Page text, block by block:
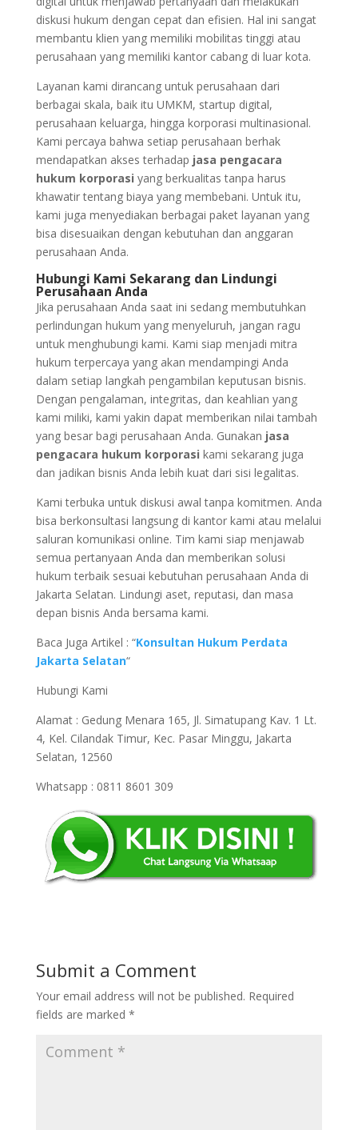
diskusi hukum dengan cepat dan efisien. Hal ini sangat
membantu klien yang memiliki mobilitas tinggi atau
perusahaan yang memiliki kantor cabang di luar kota.
Layanan kami dirancang untuk perusahaan dari
berbagai skala, baik itu UMKM, startup digital,
perusahaan keluarga, hingga korporasi multinasional.
Kami percaya bahwa setiap perusahaan berhak
mendapatkan akses terhadap jasa pengacara
hukum korporasi yang berkualitas tanpa harus
khawatir tentang biaya yang membebani. Untuk itu,
kami juga menyediakan berbagai paket layanan yang
bisa disesuaikan dengan kebutuhan dan anggaran
perusahaan Anda.
Hubungi Kami Sekarang dan Lindungi
Perusahaan Anda
Jika perusahaan Anda saat ini sedang membutuhkan
perlindungan hukum yang menyeluruh, jangan ragu
untuk menghubungi kami. Kami siap menjadi mitra
hukum terpercaya yang akan mendampingi Anda
dalam setiap langkah pengambilan keputusan bisnis.
Dengan pengalaman, integritas, dan keahlian yang
kami miliki, kami yakin dapat memberikan nilai tambah
yang besar bagi perusahaan Anda. Gunakan jasa
pengacara hukum korporasi kami sekarang juga
dan jadikan bisnis Anda lebih kuat dari sisi legalitas.
Kami terbuka untuk diskusi awal tanpa komitmen. Anda
bisa berkonsultasi langsung di kantor kami atau melalui
saluran komunikasi online. Tim kami siap menjawab
semua pertanyaan Anda dan memberikan solusi
hukum terbaik sesuai kebutuhan perusahaan Anda di
Jakarta Selatan. Lindungi aset, reputasi, dan masa
depan bisnis Anda bersama kami.
Baca Juga Artikel : “Konsultan Hukum Perdata
Jakarta Selatan“
Hubungi Kami
Alamat : Gedung Menara 165, Jl. Simatupang Kav. 1 Lt.
4, Kel. Cilandak Timur, Kec. Pasar Minggu, Jakarta
Selatan, 12560
Whatsapp : 0811 8601 309
Submit a Comment
Your email address will not be published. Required
fields are marked *